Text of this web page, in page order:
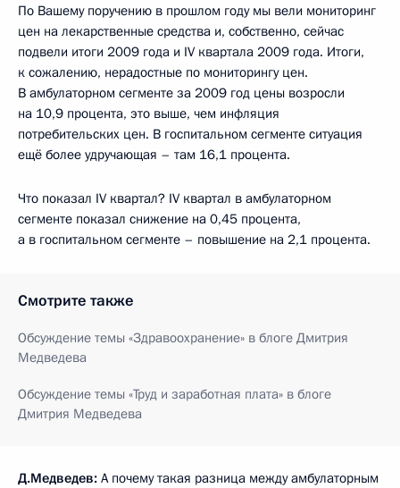
По Вашему поручению в прошлом году мы вели мониторинг
цен на лекарственные средства и, собственно, сейчас
подвели итоги 2009 года и IV квартала 2009 года. Итоги,
к сожалению, нерадостные по мониторингу цен.
В амбулаторном сегменте за 2009 год цены возросли
на 10,9 процента, это выше, чем инфляция
потребительских цен. В госпитальном сегменте ситуация
ещё более удручающая – там 16,1 процента.
Что показал IV квартал? IV квартал в амбулаторном
сегменте показал снижение на 0,45 процента,
а в госпитальном сегменте – повышение на 2,1 процента.
Смотрите также
Обсуждение темы «Здравоохранение» в блоге Дмитрия
Медведева
Обсуждение темы «Труд и заработная плата» в блоге
Дмитрия Медведева
Д.Медведев: А почему такая разница между амбулаторным